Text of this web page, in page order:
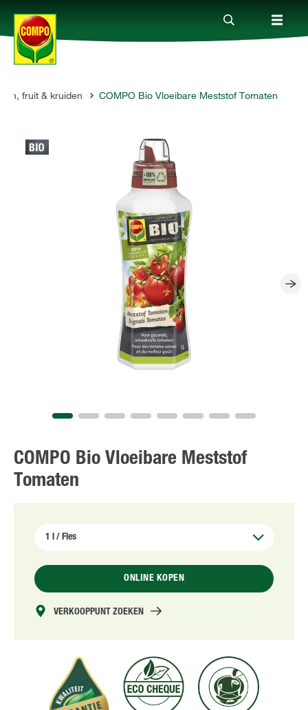
Producten
Advies
fruit & kruiden COMPO Bio Vloeibare Meststof Tomaten
COMPO Bio Vloeibare Meststof
Tomaten
ONLINE KOPEN
VERKOOPPUNT ZOEKEN